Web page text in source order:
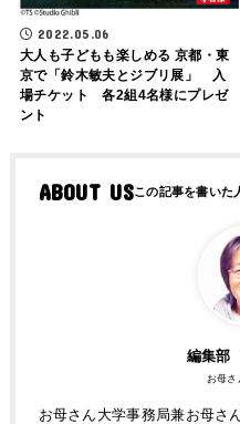
2022.05.06
大人も子どもも楽しめる 京都・東
京で「鈴木敏夫とジブリ展」 入
場チケット 各2組4名様にプレゼ
ント
ABOUT US
編集部
お母さ
お母さん大学事務局兼お母さ